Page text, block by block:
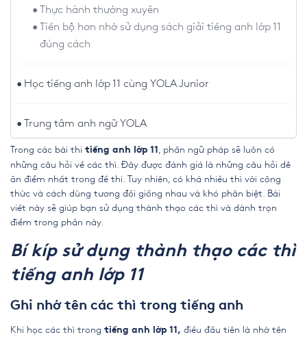
Thực hành thường xuyên
Tiến bộ hơn nhờ sử dụng sách giải tiếng anh lớp 11
đúng cách
Học tiếng anh lớp 11 cùng YOLA Junior
Trung tâm anh ngữ YOLA
Trong các bài thi tiếng anh lớp 11
, phần ngữ pháp sẽ luôn có
những câu hỏi về các thì. Đây được đánh giá là những câu hỏi dễ
ăn điểm nhất trong đề thi. Tuy nhiên, có khá nhiều thì với công
thức và cách dùng tương đối giống nhau và khó phân biệt. Bài
viết này sẽ giúp bạn sử dụng thành thạo các thì và dành trọn
điểm trong phần này.
Bí kíp sử dụng thành thạo các thì
tiếng anh lớp 11
Ghi nhớ tên các thì trong tiếng anh
Khi học các thì trong tiếng anh lớp 11, điều đầu tiên là nhớ tên